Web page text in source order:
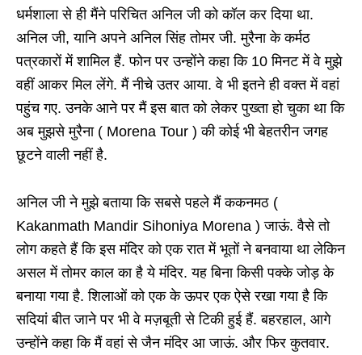
धर्मशाला से ही मैंने परिचित अनिल जी को कॉल कर दिया था.
अनिल जी, यानि अपने अनिल सिंह तोमर जी. मुरैना के कर्मठ
पत्रकारों में शामिल हैं. फोन पर उन्होंने कहा कि 10 मिनट में वे मुझे
वहीं आकर मिल लेंगे. मैं नीचे उतर आया. वे भी इतने ही वक्त में वहां
पहुंच गए. उनके आने पर मैं इस बात को लेकर पुख्ता हो चुका था कि
अब मुझसे मुरैना ( Morena Tour ) की कोई भी बेहतरीन जगह
छूटने वाली नहीं है.
अनिल जी ने मुझे बताया कि सबसे पहले मैं ककनमठ (
Kakanmath Mandir Sihoniya Morena ) जाऊं. वैसे तो
लोग कहते हैं कि इस मंदिर को एक रात में भूतों ने बनवाया था लेकिन
असल में तोमर काल का है ये मंदिर. यह बिना किसी पक्के जोड़ के
बनाया गया है. शिलाओं को एक के ऊपर एक ऐसे रखा गया है कि
सदियां बीत जाने पर भी वे मज़बूती से टिकी हुई हैं. बहरहाल, आगे
उन्होंने कहा कि मैं वहां से जैन मंदिर आ जाऊं. और फिर कुतवार.